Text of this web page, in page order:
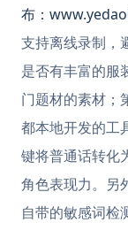
布：
支持离线录制，
是否有丰富的服
门题材的素材；
都本地开发的工
键将普通话转化
角色表现力。另
自带的敏感词检